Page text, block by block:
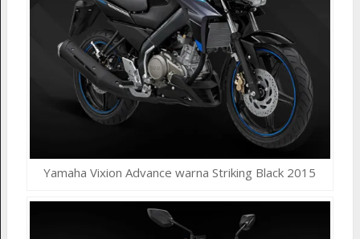
Yamaha Vixion Advance warna Striking Black 2015